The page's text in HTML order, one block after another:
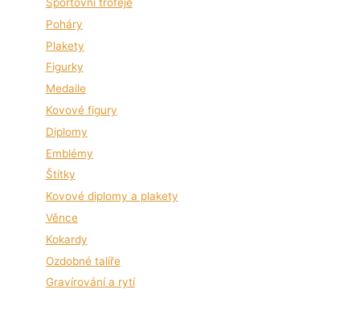
Poháry
Plakety
Figurky
Medaile
Kovové figury
Diplomy
Emblémy
Štítky
Kovové diplomy a plakety
Věnce
Kokardy
Ozdobné talíře
Gravírování a rytí